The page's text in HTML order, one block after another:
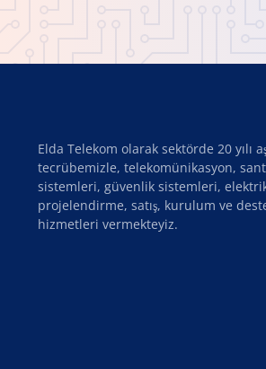
Elda Telekom olarak sektörde 20 yılı
tecrübemizle, telekomünikasyon,
sistemleri, güvenlik sistemleri,
projelendirme, satış, kurulum ve
hizmetleri vermekteyiz.